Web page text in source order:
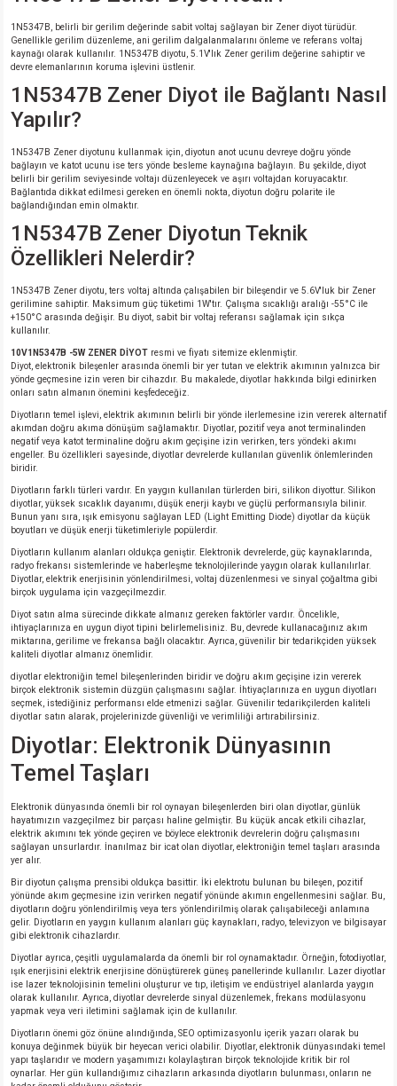
1N5347B, belirli bir gerilim değerinde sabit voltaj sağlayan bir Zener diyot türüdür.
Genellikle gerilim düzenleme, ani gerilim dalgalanmalarını önleme ve referans voltaj
kaynağı olarak kullanılır. 1N5347B diyotu, 5.1V'lık Zener gerilim değerine sahiptir ve
devre elemanlarının koruma işlevini üstlenir.
1N5347B Zener Diyot ile Bağlantı Nasıl
Yapılır?
1N5347B Zener diyotunu kullanmak için, diyotun anot ucunu devreye doğru yönde
bağlayın ve katot ucunu ise ters yönde besleme kaynağına bağlayın. Bu şekilde, diyot
belirli bir gerilim seviyesinde voltajı düzenleyecek ve aşırı voltajdan koruyacaktır.
Bağlantıda dikkat edilmesi gereken en önemli nokta, diyotun doğru polarite ile
bağlandığından emin olmaktır.
1N5347B Zener Diyotun Teknik
Özellikleri Nelerdir?
1N5347B Zener diyotu, ters voltaj altında çalışabilen bir bileşendir ve 5.6V'luk bir Zener
gerilimine sahiptir. Maksimum güç tüketimi 1W'tır. Çalışma sıcaklığı aralığı -55°C ile
+150°C arasında değişir. Bu diyot, sabit bir voltaj referansı sağlamak için sıkça
kullanılır.
10V1N5347B -5W ZENER DİYOT resmi ve fiyatı sitemize eklenmiştir.
Diyot, elektronik bileşenler arasında önemli bir yer tutan ve elektrik akımının yalnızca bir
yönde geçmesine izin veren bir cihazdır. Bu makalede, diyotlar hakkında bilgi edinirken
onları satın almanın önemini keşfedeceğiz.
Diyotların temel işlevi, elektrik akımının belirli bir yönde ilerlemesine izin vererek alternatif
akımdan doğru akıma dönüşüm sağlamaktır. Diyotlar, pozitif veya anot terminalinden
negatif veya katot terminaline doğru akım geçişine izin verirken, ters yöndeki akımı
engeller. Bu özellikleri sayesinde, diyotlar devrelerde kullanılan güvenlik önlemlerinden
biridir.
Diyotların farklı türleri vardır. En yaygın kullanılan türlerden biri, silikon diyottur. Silikon
diyotlar, yüksek sıcaklık dayanımı, düşük enerji kaybı ve güçlü performansıyla bilinir.
Bunun yanı sıra, ışık emisyonu sağlayan LED (Light Emitting Diode) diyotlar da küçük
boyutları ve düşük enerji tüketimleriyle popülerdir.
Diyotların kullanım alanları oldukça geniştir. Elektronik devrelerde, güç kaynaklarında,
radyo frekansı sistemlerinde ve haberleşme teknolojilerinde yaygın olarak kullanılırlar.
Diyotlar, elektrik enerjisinin yönlendirilmesi, voltaj düzenlenmesi ve sinyal çoğaltma gibi
birçok uygulama için vazgeçilmezdir.
Diyot satın alma sürecinde dikkate almanız gereken faktörler vardır. Öncelikle,
ihtiyaçlarınıza en uygun diyot tipini belirlemelisiniz. Bu, devrede kullanacağınız akım
miktarına, gerilime ve frekansa bağlı olacaktır. Ayrıca, güvenilir bir tedarikçiden yüksek
kaliteli diyotlar almanız önemlidir.
diyotlar elektroniğin temel bileşenlerinden biridir ve doğru akım geçişine izin vererek
birçok elektronik sistemin düzgün çalışmasını sağlar. İhtiyaçlarınıza en uygun diyotları
seçmek, istediğiniz performansı elde etmenizi sağlar. Güvenilir tedarikçilerden kaliteli
diyotlar satın alarak, projelerinizde güvenliği ve verimliliği artırabilirsiniz.
Diyotlar: Elektronik Dünyasının
Temel Taşları
Elektronik dünyasında önemli bir rol oynayan bileşenlerden biri olan diyotlar, günlük
hayatımızın vazgeçilmez bir parçası haline gelmiştir. Bu küçük ancak etkili cihazlar,
elektrik akımını tek yönde geçiren ve böylece elektronik devrelerin doğru çalışmasını
sağlayan unsurlardır. İnanılmaz bir icat olan diyotlar, elektroniğin temel taşları arasında
yer alır.
Bir diyotun çalışma prensibi oldukça basittir. İki elektrotu bulunan bu bileşen, pozitif
yönünde akım geçmesine izin verirken negatif yönünde akımın engellenmesini sağlar. Bu,
diyotların doğru yönlendirilmiş veya ters yönlendirilmiş olarak çalışabileceği anlamına
gelir. Diyotların en yaygın kullanım alanları güç kaynakları, radyo, televizyon ve bilgisayar
gibi elektronik cihazlardır.
Diyotlar ayrıca, çeşitli uygulamalarda da önemli bir rol oynamaktadır. Örneğin, fotodiyotlar,
ışık enerjisini elektrik enerjisine dönüştürerek güneş panellerinde kullanılır. Lazer diyotlar
ise lazer teknolojisinin temelini oluşturur ve tıp, iletişim ve endüstriyel alanlarda yaygın
olarak kullanılır. Ayrıca, diyotlar devrelerde sinyal düzenlemek, frekans modülasyonu
yapmak veya veri iletimini sağlamak için de kullanılır.
Diyotların önemi göz önüne alındığında, SEO optimizasyonlu içerik yazarı olarak bu
konuya değinmek büyük bir heyecan verici olabilir. Diyotlar, elektronik dünyasındaki temel
yapı taşlarıdır ve modern yaşamımızı kolaylaştıran birçok teknolojide kritik bir rol
oynarlar. Her gün kullandığımız cihazların arkasında diyotların bulunması, onların ne